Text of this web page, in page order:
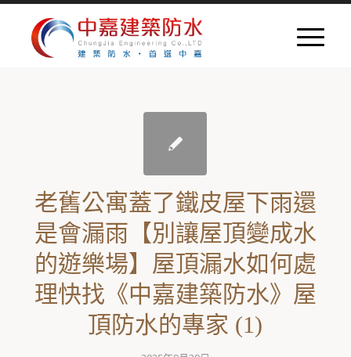
老舊公寓蓋了鐵皮屋下雨還
是會漏雨【別讓屋頂變成水
的遊樂場】屋頂漏水如何處
理快找《中嘉建築防水》屋
頂防水的專家 (1)